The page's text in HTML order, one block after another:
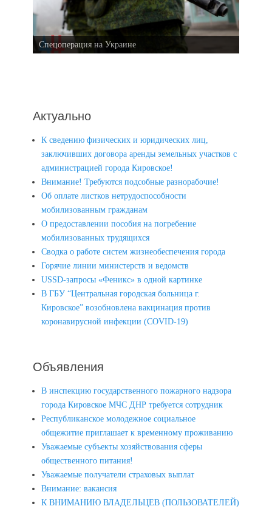
Спецоперация на Украине
Актуально
К сведению физических и юридических лиц,
заключивших договора аренды земельных участков с
администрацией города Кировское!
Внимание! Требуются подсобные разнорабочие!
Об оплате листков нетрудоспособности
мобилизованным гражданам
О предоставлении пособия на погребение
мобилизованных трудящихся
Сводка о работе систем жизнеобеспечения города
Горячие линии министерств и ведомств
USSD-запросы «Феникс» в одной картинке
В ГБУ “Центральная городская больница г.
Кировское” возобновлена вакцинация против
коронавирусной инфекции (COVID-19)
Объявления
В инспекцию государственного пожарного надзора
города Кировское МЧС ДНР требуется сотрудник
Республиканское молодежное социальное
общежитие приглашает к временному проживанию
Уважаемые субъекты хозяйствования сферы
общественного питания!
Уважаемые получатели страховых выплат
Внимание: вакансия
К ВНИМАНИЮ ВЛАДЕЛЬЦЕВ (ПОЛЬЗОВАТЕЛЕЙ)